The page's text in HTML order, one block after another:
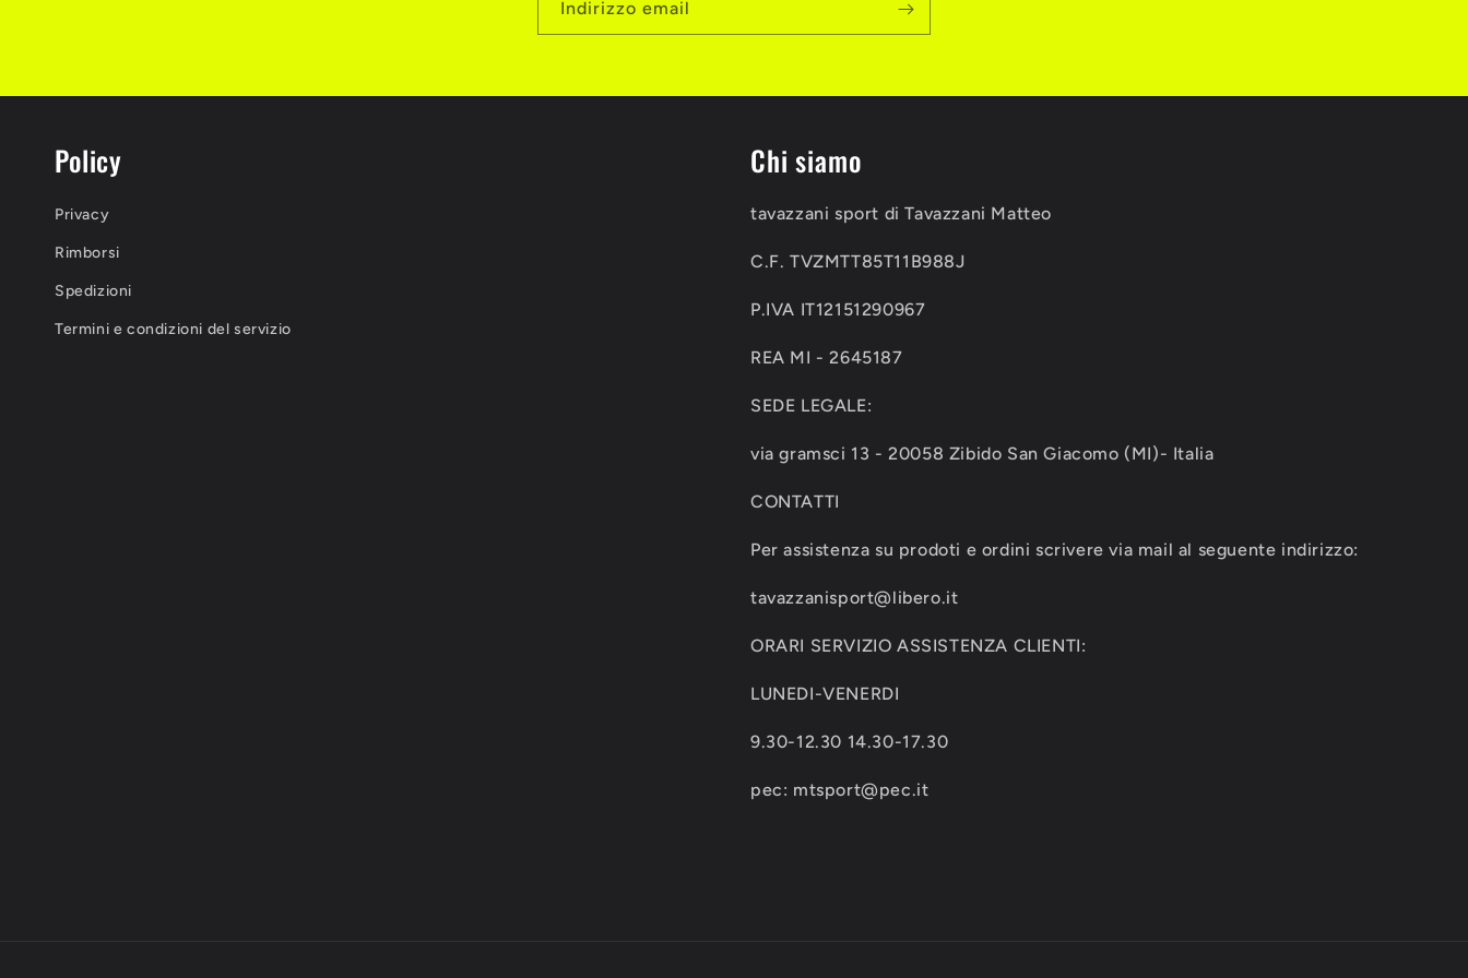
Indirizzo email
Policy
Privacy
Rimborsi
Spedizioni
Termini e condizioni del servizio
Chi siamo
tavazzani sport di Tavazzani Matteo
C.F. TVZMTT85T11B988J
P.IVA IT12151290967
REA MI - 2645187
SEDE LEGALE:
via gramsci 13 - 20058 Zibido San Giacomo (MI)- Italia
CONTATTI
Per assistenza su prodoti e ordini scrivere via mail al seguente indirizzo:
tavazzanisport@libero.it
ORARI SERVIZIO ASSISTENZA CLIENTI:
LUNEDI-VENERDI
9.30-12.30 14.30-17.30
pec: mtsport@pec.it